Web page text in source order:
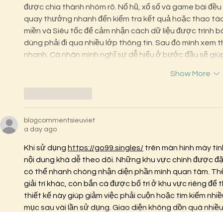
được chia thành nhóm rõ. Nổ hũ, xổ số và game bài
quay thưởng nhanh đến kiểm tra kết quả hoặc thao
miền và Siêu tốc để cảm nhận cách dữ liệu được trình
dùng phải đi qua nhiều lớp thông tin. Sau đó mình xem
nhanh. Cá nhân mình nghĩ sự dễ hiểu ở bước đầu sẽ
Show More
blogcommentsieuviet
a day ago
Khi sử dụng https://go99.singles/ trên màn hình máy
nội dung khá dễ theo dõi. Những khu vực chính được
có thể nhanh chóng nhận diện phần mình quan tâm.
giải trí khác, còn bắn cá được bố trí ở khu vực riêng để
thiết kế này giúp giảm việc phải cuộn hoặc tìm kiếm
mục sau vài lần sử dụng. Giao diện không dồn quá